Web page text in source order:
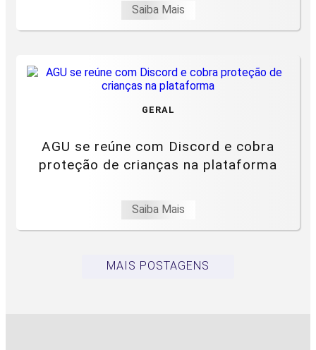
Saiba Mais
GERAL
AGU se reúne com Discord e cobra
proteção de crianças na plataforma
Saiba Mais
MAIS POSTAGENS